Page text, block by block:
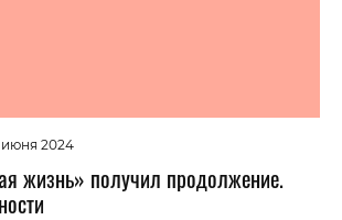
2024
жизнь» получил продолжение.